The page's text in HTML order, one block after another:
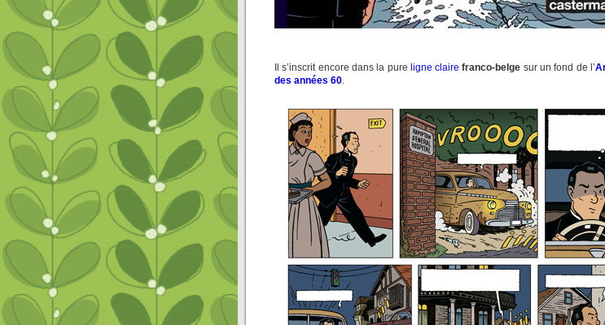
Il s’inscrit encore dans la pure ligne claire franco-belge sur un fond de l’
des années 60.